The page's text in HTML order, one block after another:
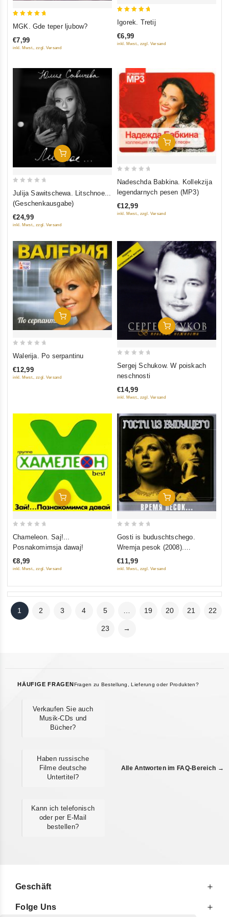
MGK. Gde teper ljubow?
€7,99
inkl. Mwst., zzgl. Versand
out of 5
Igorek. Tretij
€6,99
inkl. Mwst., zzgl. Versand
In Den Warenkorb
out
5
Julija Sawitschewa. Litschnoe...
(Geschenkausgabe)
€24,99
inkl. Mwst., zzgl. Versand
In Den Warenkorb
5
Nadeschda Babkina. Kollekzija
legendarnych pesen (MP3)
€12,99
inkl. Mwst., zzgl. Versand
In Den Warenkorb
of
Walerija. Po serpantinu
€12,99
inkl. Mwst., zzgl. Versand
In Den Warenkorb
5
Sergej Schukow. W poiskach
neschnosti
€14,99
inkl. Mwst., zzgl. Versand
In Den Warenkorb
5
Chameleon. Saj!...
Posnakomimsja dawaj!
€8,99
inkl. Mwst., zzgl. Versand
In Den Warenkorb
5
Gosti is buduschtschego.
Wremja pesok (2008).
Collection Edition
€11,99
inkl. Mwst., zzgl. Versand
1 2 3 4 5 19 20 21 22
23 →
HÄUFIGE FRAGEN Fragen zu Bestellung, Lieferung oder Produkten?
Verkaufen Sie auch
Musik-CDs und
Bücher?
Haben russische
Filme deutsche
Untertitel?
Kann ich telefonisch
oder per E-Mail
bestellen?
Alle Antworten im FAQ-Bereich →
Geschäft
Folge Uns